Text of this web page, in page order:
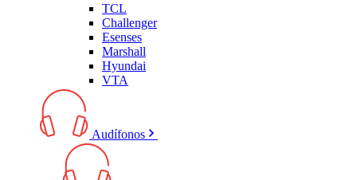
TCL
Challenger
Esenses
Marshall
Hyundai
VTA
Audífonos